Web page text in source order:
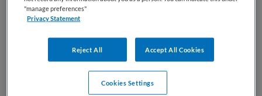
vergelijkbare vacatures die voor u wellicht interessant zijn.
"manage preferences"
Privacy Statement
Reject All Accept All Cookies
Cookies Settings